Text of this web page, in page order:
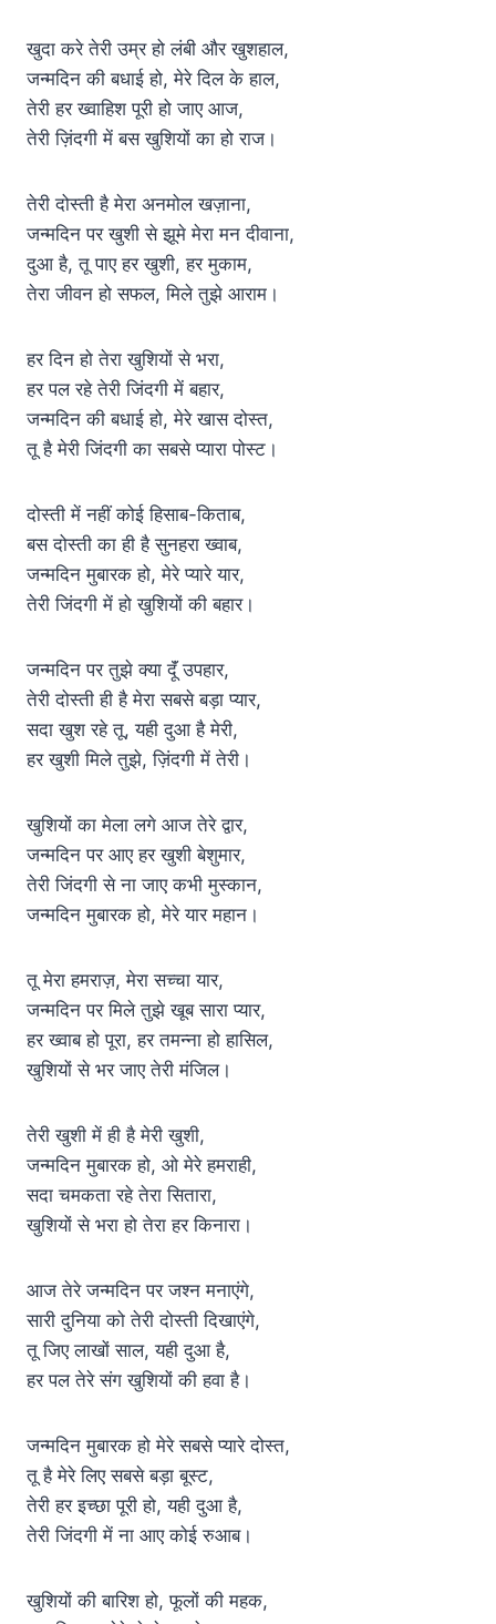
खुदा करे तेरी उम्र हो लंबी और खुशहाल,
जन्मदिन की बधाई हो, मेरे दिल के हाल,
तेरी हर ख्वाहिश पूरी हो जाए आज,
तेरी ज़िंदगी में बस खुशियों का हो राज।
तेरी दोस्ती है मेरा अनमोल खज़ाना,
जन्मदिन पर खुशी से झूमे मेरा मन दीवाना,
दुआ है, तू पाए हर खुशी, हर मुकाम,
तेरा जीवन हो सफल, मिले तुझे आराम।
हर दिन हो तेरा खुशियों से भरा,
हर पल रहे तेरी जिंदगी में बहार,
जन्मदिन की बधाई हो, मेरे खास दोस्त,
तू है मेरी जिंदगी का सबसे प्यारा पोस्ट।
दोस्ती में नहीं कोई हिसाब-किताब,
बस दोस्ती का ही है सुनहरा ख्वाब,
जन्मदिन मुबारक हो, मेरे प्यारे यार,
तेरी जिंदगी में हो खुशियों की बहार।
जन्मदिन पर तुझे क्या दूॅं उपहार,
तेरी दोस्ती ही है मेरा सबसे बड़ा प्यार,
सदा खुश रहे तू, यही दुआ है मेरी,
हर खुशी मिले तुझे, ज़िंदगी में तेरी।
खुशियों का मेला लगे आज तेरे द्वार,
जन्मदिन पर आए हर खुशी बेशुमार,
तेरी जिंदगी से ना जाए कभी मुस्कान,
जन्मदिन मुबारक हो, मेरे यार महान।
तू मेरा हमराज़, मेरा सच्चा यार,
जन्मदिन पर मिले तुझे खूब सारा प्यार,
हर ख्वाब हो पूरा, हर तमन्ना हो हासिल,
खुशियों से भर जाए तेरी मंजिल।
तेरी खुशी में ही है मेरी खुशी,
जन्मदिन मुबारक हो, ओ मेरे हमराही,
सदा चमकता रहे तेरा सितारा,
खुशियों से भरा हो तेरा हर किनारा।
आज तेरे जन्मदिन पर जश्न मनाएंगे,
सारी दुनिया को तेरी दोस्ती दिखाएंगे,
तू जिए लाखों साल, यही दुआ है,
हर पल तेरे संग खुशियों की हवा है।
जन्मदिन मुबारक हो मेरे सबसे प्यारे दोस्त,
तू है मेरे लिए सबसे बड़ा बूस्ट,
तेरी हर इच्छा पूरी हो, यही दुआ है,
तेरी जिंदगी में ना आए कोई रुआब।
खुशियों की बारिश हो, फूलों की महक,